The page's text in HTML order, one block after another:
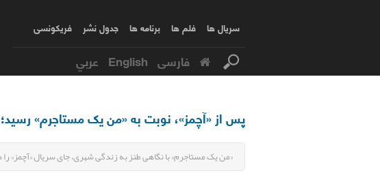
سریال ها فلم ها برنامه ها جدول نشر فریکونسی
فارسی English عربي
پس از «آچمز»، نوبت به «من یک مستاجرم» رسید؛
«من یک مستاجرم» با نگاهی طنز به زندگی شهری، جای سریال «آچمز» را در